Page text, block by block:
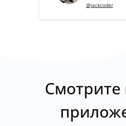
@jackcoder
Смотрите